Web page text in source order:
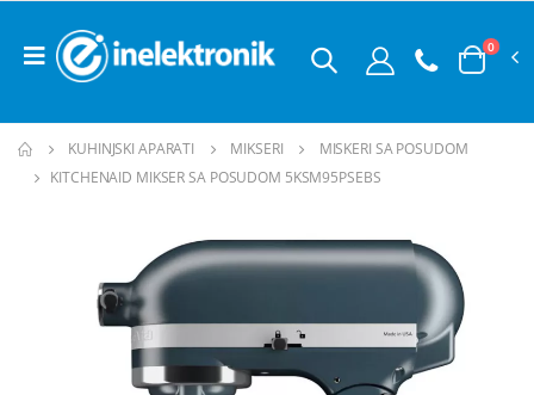
0
KUHINJSKI APARATI MIKSERI
MISKERI SA POSUDOM
KITCHENAID MIKSER SA POSUDOM 5KSM95PSEBS